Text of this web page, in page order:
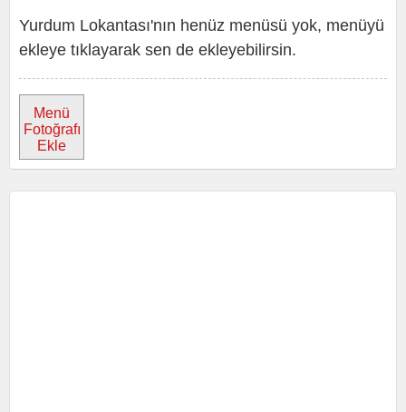
Yurdum Lokantası'nın henüz menüsü yok, menüyü
ekleye tıklayarak sen de ekleyebilirsin.
Menü
Fotoğrafı
Ekle